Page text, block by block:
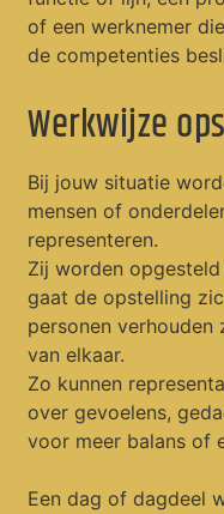
of een werknemer
de competenties
Werkwijze
Bij jouw situatie
mensen of
representeren.
Zij worden
gaat de opstelling
personen
van elkaar.
Zo kunnen
over gevoelens,
voor meer balans of
Een dag of dagdeel